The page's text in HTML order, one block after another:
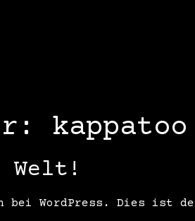
kappatoo
Welt!
bei WordPress. Dies ist